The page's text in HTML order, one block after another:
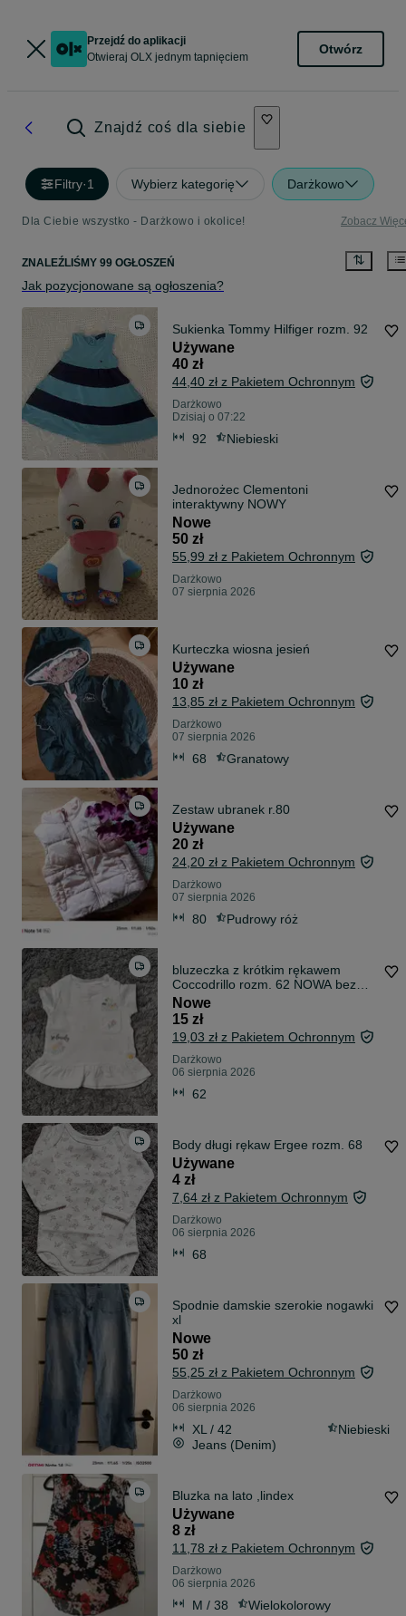
Przejdź do aplikacji
Otwieraj OLX jednym tapnięciem
Otwórz
Znajdź coś dla siebie
Filtry·1 Wybierz kategorię Darżkowo
Dla Ciebie wszystko - Darżkowo i okolice! Zobacz
ZNALEŹLIŚMY 99 OGŁOSZEŃ
Jak pozycjonowane są ogłoszenia?
Sukienka Tommy Hilfiger rozm. 92
Używane
40 zł
44,40 zł z Pakietem Ochronnym
Darżkowo
Dzisiaj o 07:22
92 Niebieski
Jednorożec Clementoni
interaktywny NOWY
Nowe
50 zł
55,99 zł z Pakietem Ochronnym
Darżkowo
07 sierpnia 2026
Kurteczka wiosna jesień
Używane
10 zł
13,85 zł z Pakietem Ochronnym
Darżkowo
07 sierpnia 2026
68 Granatowy
Zestaw ubranek r.80
Używane
20 zł
24,20 zł z Pakietem Ochronnym
Darżkowo
07 sierpnia 2026
80 Pudrowy róż
bluzeczka z krótkim rękawem
Coccodrillo rozm. 62 NOWA bez
metki
Nowe
15 zł
19,03 zł z Pakietem Ochronnym
Darżkowo
06 sierpnia 2026
62
Body długi rękaw Ergee rozm. 68
Używane
4 zł
7,64 zł z Pakietem Ochronnym
Darżkowo
06 sierpnia 2026
68
Spodnie damskie szerokie nogawki
xl
Nowe
50 zł
55,25 zł z Pakietem Ochronnym
Darżkowo
06 sierpnia 2026
XL / 42
Niebieski
Jeans (Denim)
Bluzka na lato ,lindex
Używane
8 zł
11,78 zł z Pakietem Ochronnym
Darżkowo
06 sierpnia 2026
M / 38 Wielokolorowy